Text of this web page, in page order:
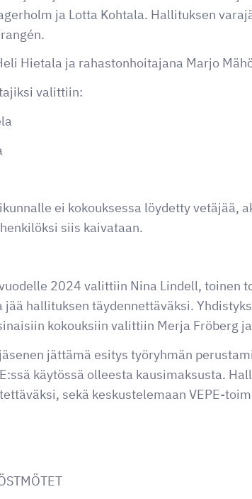
ja Lotta Kohtala. Hallituksen
Hietala ja rahastonhoitajana Marjo
valittiin:
ei kokouksessa löydetty vetäjää,
siis kaivataan.
2024 valittiin Nina Lindell, toinen
hallituksen täydennettäväksi.
kokouksiin valittiin Merja Fröberg
jättämä esitys työryhmän
käytössä olleesta kausimaksusta.
sekä keskustelemaan VEPE-